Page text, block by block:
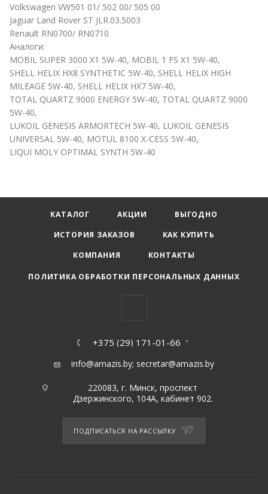
Volkswagen VW501 01/ 502 00/ 505 00
Jaguar Land Rover ST JLR.03.5003
Renault RN0700/ RN0710
Аналоги:
MOBIL SUPER 3000 X1 5W-40, MOBIL 1 FS X1 5W-40,
SHELL HELIX HX8 SYNTHETIC 5W-40, SHELL HELIX HIGH
MILEAGE 5W-40, SHELL HELIX HX7 5W-40,
TOTAL QUARTZ 9000 ENERGY 5W-40, TOTAL QUARTZ 9000
5W-40,
LUKOIL GENESIS ARMORTECH 5W-40, LUKOIL GENESIS
UNIVERSAL 5W-40, MOTUL 8100 X-CESS 5W-40,
LIQUI MOLY OPTIMAL SYNTH 5W-40
КАТАЛОГ АКЦИИ
ВЫГОДНО
ИСТОРИЯ ЗАКАЗОВ
КАК КУПИТЬ
КОМПАНИЯ
КОНТАКТЫ
ПОЛИТИКА ОБРАБОТКИ ПЕРСОНАЛЬНЫХ ДАННЫХ
+375 (29) 171-01-66
info@amazis.by; secretar@amazis.by
220083, г. Минск, проспект
Дзержинского, 104А, кабинет 902.
ПОДПИСАТЬСЯ НА РАССЫЛКУ